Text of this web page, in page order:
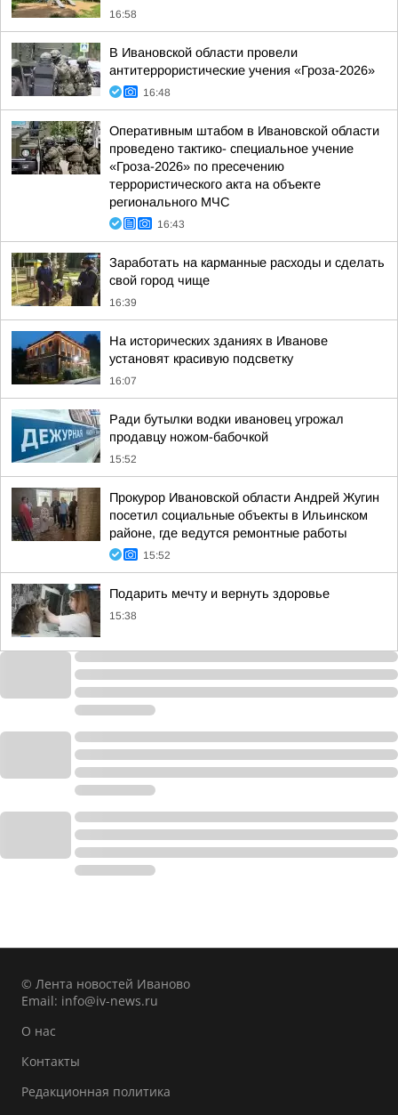
16:58
В Ивановской области провели
антитеррористические учения «Гроза-2026»
16:48
Оперативным штабом в Ивановской области
проведено тактико- специальное учение
«Гроза-2026» по пресечению
террористического акта на объекте
регионального МЧС
16:43
Заработать на карманные расходы и сделать
свой город чище
16:39
На исторических зданиях в Иванове
установят красивую подсветку
16:07
Ради бутылки водки ивановец угрожал
продавцу ножом-бабочкой
15:52
Прокурор Ивановской области Андрей Жугин
посетил социальные объекты в Ильинском
районе, где ведутся ремонтные работы
15:52
Подарить мечту и вернуть здоровье
15:38
© Лента новостей Иваново
Email: info@iv-news.ru
О нас
Контакты
Редакционная политика